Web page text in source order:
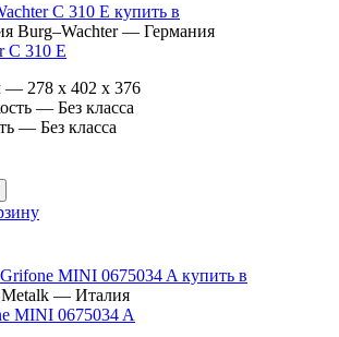
Burg–Wachter — Германия
C 310 E
— 278 x 402 x 376
— Без класса
— Без класса
Metalk — Италия
MINI 0675034 A